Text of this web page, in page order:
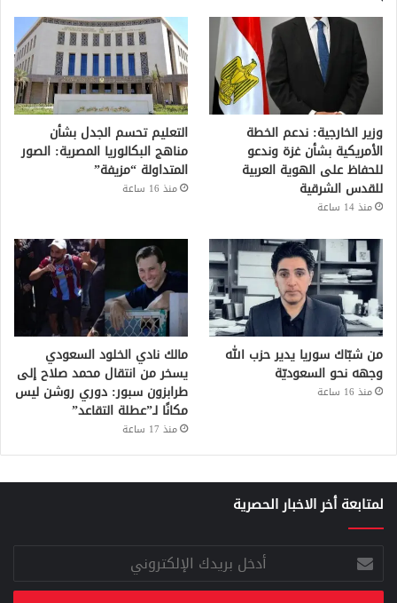
وزير الخارجية: ندعم الخطة
الأمريكية بشأن غزة وندعو
للحفاظ على الهوية العربية
للقدس الشرقية
منذ 14 ساعة
التعليم تحسم الجدل بشأن
مناهج البكالوريا المصرية: الصور
المتداولة “مزيفة”
منذ 16 ساعة
من شبّاك سوريا يدير حزب الله
وجهه نحو السعوديّة
منذ 16 ساعة
مالك نادي الخلود السعودي
يسخر من انتقال محمد صلاح إلى
طرابزون سبور: دوري روشن ليس
مكانًا لـ”عطلة التقاعد”
منذ 17 ساعة
لمتابعة أخر الاخبار الحصرية
أدخل
بريدك
الإلكتروني